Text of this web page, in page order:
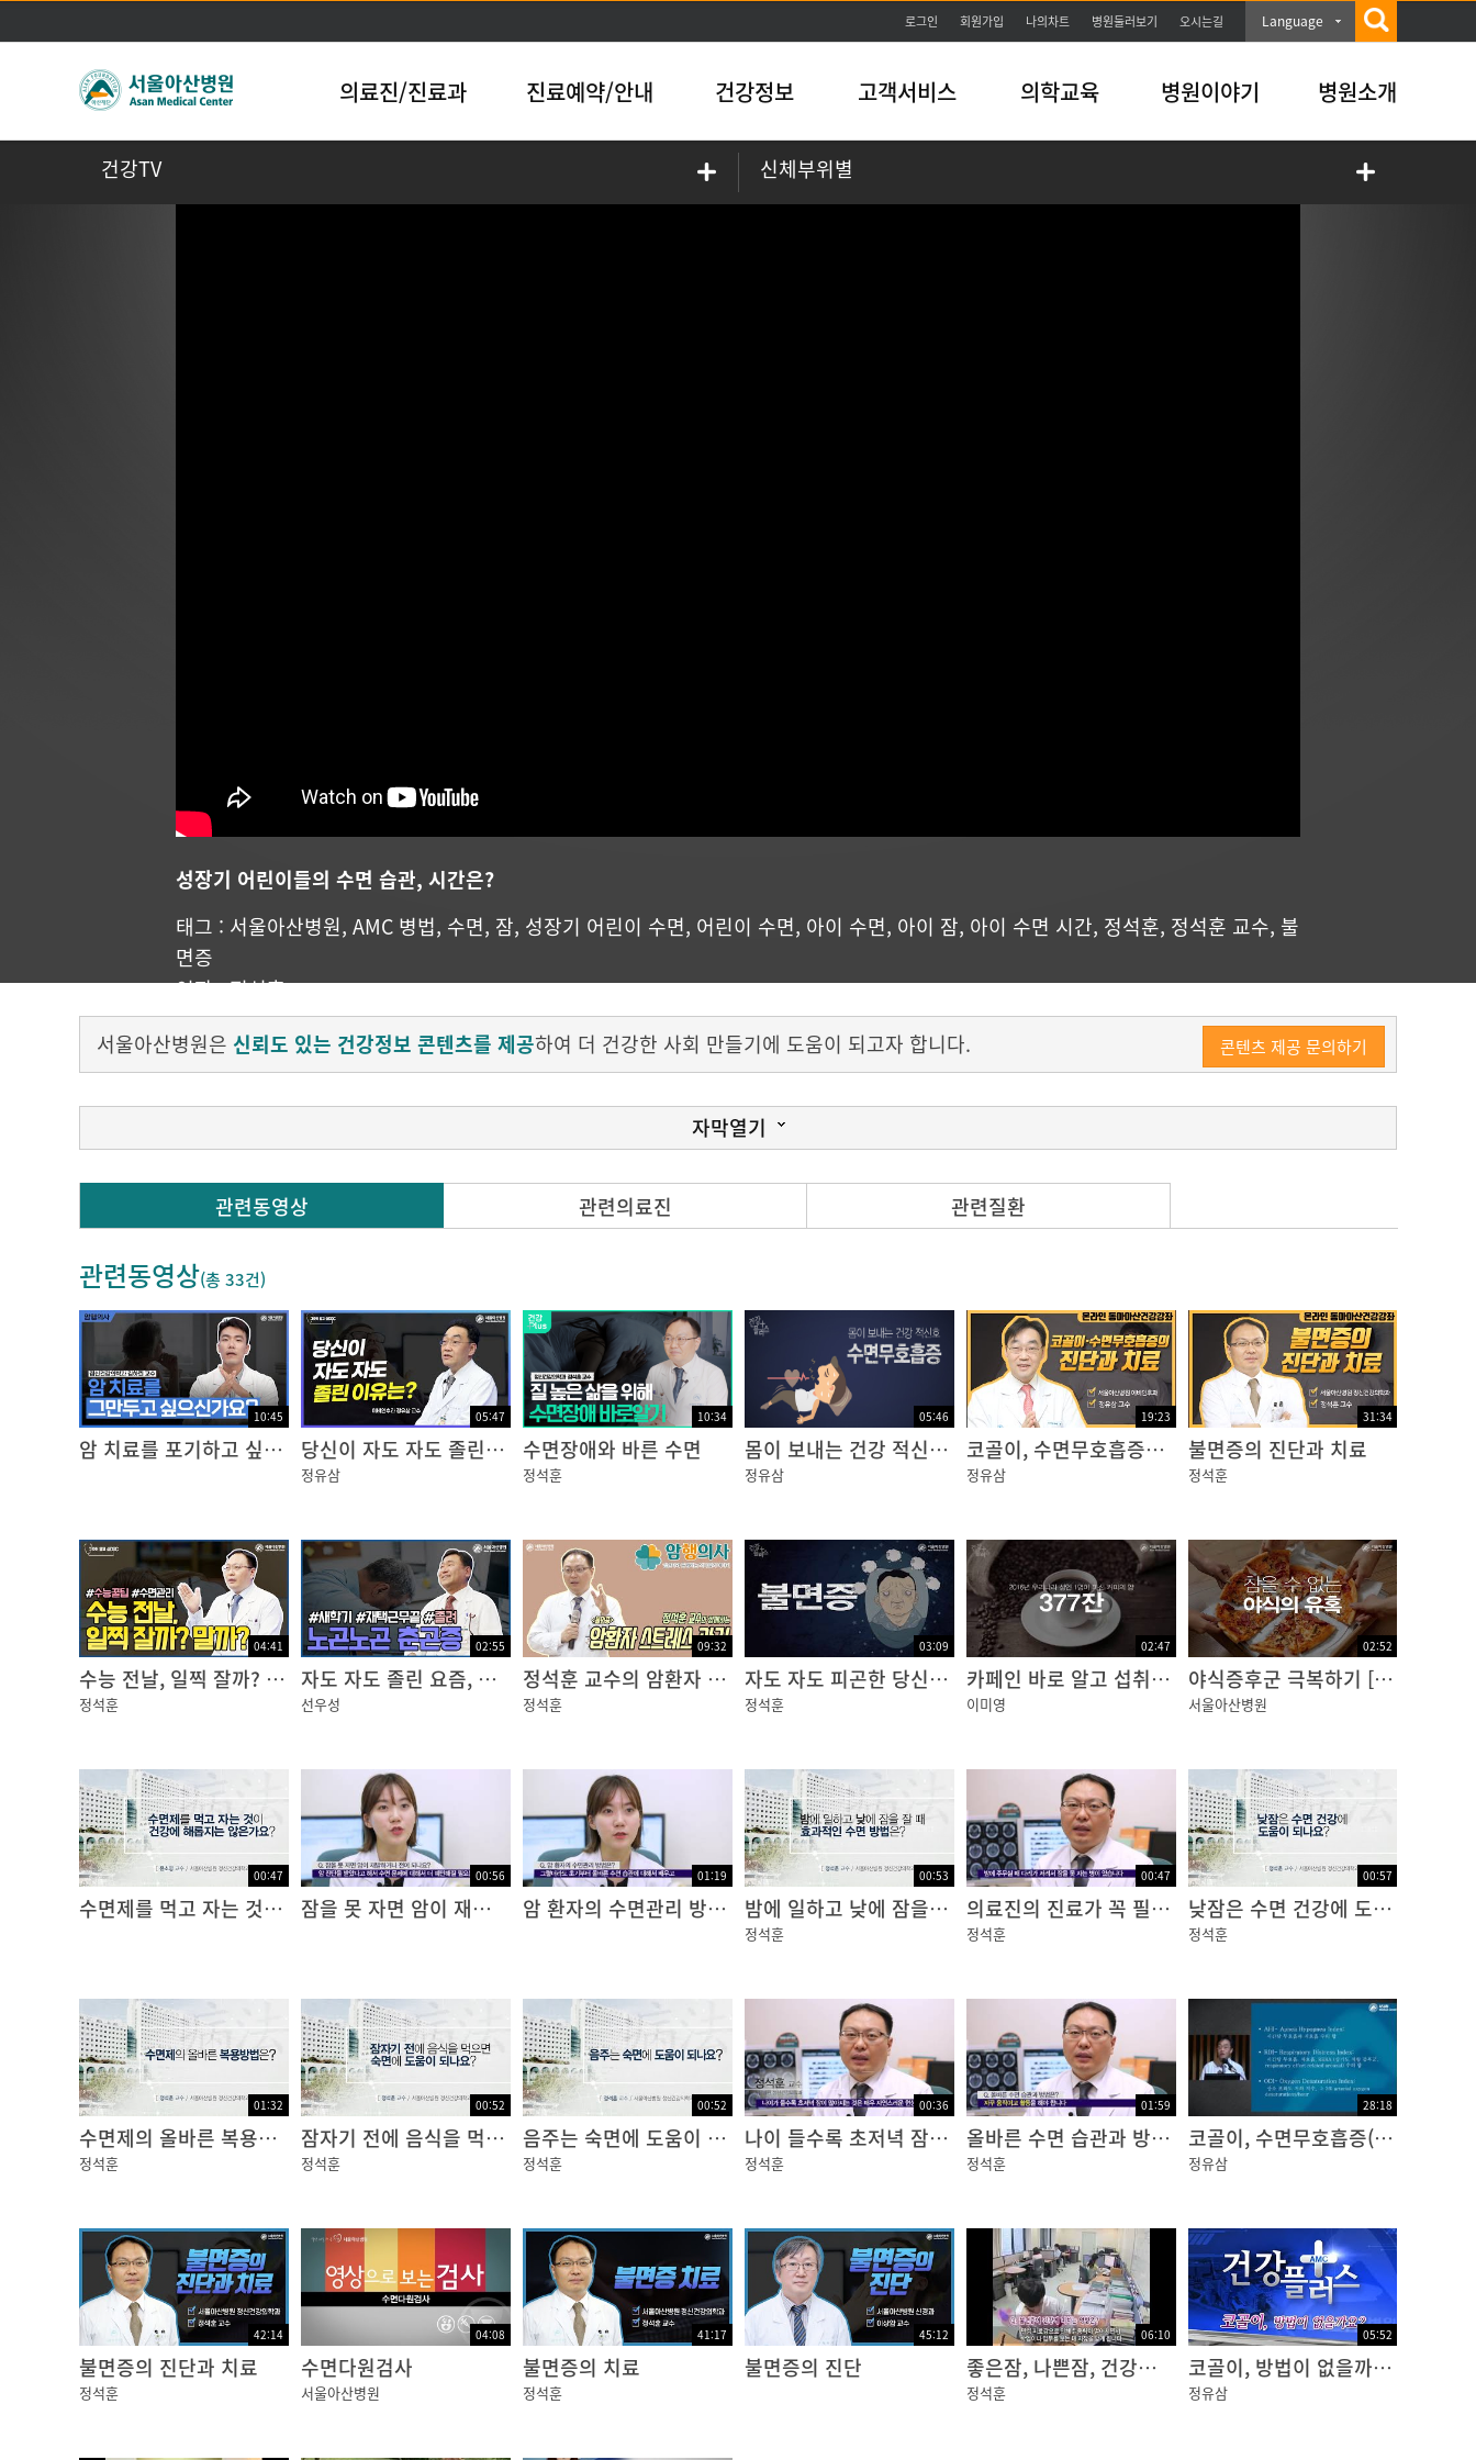
본문바로가기
로그인 회원가입 나의차트 병원둘러보기 오시는길 Language
의료진/진료과 진료예약/안내 건강정보 고객서비스 의학교육 병원이야기 병원소개
건강TV 신체부위별
성장기 어린이들의 수면 습관, 시간은?
태그 : 서울아산병원, AMC 병법, 수면, 잠, 성장기 어린이 수면, 어린이 수면, 아이 수면, 아이 잠, 아이 수면 시간, 정석훈, 정석훈 교수, 불
면증
연자 :정석훈
서울아산병원은 신뢰도 있는 건강정보 콘텐츠를 제공하여 더 건강한 사회 만들기에 도움이 되고자 합니다. 콘텐츠 제공 문의하기
자막열기
Q. 성장기 어린이들의 수면 습관, 시간은?
그래서 반드시 9~10시간을 지키기 위해서 아이들을 너무 일찍부터 방에 들어가서 잠을 재우려고 하다 보면
아동의 입장에서는 아직 잠을 잘 상황이 되지 않은데 무조건 잠을 자려고 누워만 있게 되다 보니깐
그것 자체가 수면의 효율을 오히려 떨어트리게 됩니다
그래서 9~10시간을 무조건 지키는 것보다 아동의 수면 패턴에 맞게, 수면 습관에 맞게
자는 시간과 일어나는 시간을 적절하게 정하는 것이 좋겠습니다
정석훈 교수 / 서울아산병원 정신건강의학과
관련동영상 관련의료진 관련질환
관련동영상(총 33건)
10:45
암 치료를 포기하고 싶은 생각이 든다면?
05:47
당신이 자도 자도 졸린 이유는?
정유삼
10:34
수면장애와 바른 수면
정석훈
05:46
몸이 보내는 건강 적신호, 수면무호흡증 [건강플러스]
정유삼
19:23
코골이, 수면무호흡증의 진단과 치료
정유삼
31:34
불면증의 진단과 치료
정석훈
04:41
수능 전날, 일찍 잘까? 말까?
정석훈
02:55
자도 자도 졸린 요즘, 혹시 나도 춘곤증?
선우성
09:32
정석훈 교수의 암환자 스트레스 관리_불면증
정석훈
03:09
자도 자도 피곤한 당신을 위한 건강한 수면법 [건강플러스]
정석훈
02:47
카페인 바로 알고 섭취하기 [건강플러스]
이미영
02:52
야식증후군 극복하기 [건강플러스]
서울아산병원
00:47
수면제를 먹고 자는 것이 건강에 해롭지는 않은가요?
00:56
잠을 못 자면 암이 재발하거나 전이 되나요?
01:19
암 환자의 수면관리 방법은?
00:53
밤에 일하고 낮에 잠을 잘 때 효과적인 수면 방법은?
정석훈
00:47
의료진의 진료가 꼭 필요한 수면 장애는?
정석훈
00:57
낮잠은 수면 건강에 도움이 되나요?
정석훈
01:32
수면제의 올바른 복용방법은?
정석훈
00:52
잠자기 전에 음식을 먹으면 숙면에 도움이 되나요?
정석훈
00:52
음주는 숙면에 도움이 되나요?
정석훈
00:36
나이 들수록 초저녁 잠이 많아지나요?
정석훈
01:59
올바른 수면 습관과 방법은?
정석훈
28:18
코골이, 수면무호흡증(밤의 불청객)
정유삼
42:14
불면증의 진단과 치료
정석훈
04:08
수면다원검사
서울아산병원
41:17
불면증의 치료
정석훈
45:12
불면증의 진단
06:10
좋은잠, 나쁜잠, 건강한 잠
정석훈
05:52
코골이, 방법이 없을까요?
정유삼